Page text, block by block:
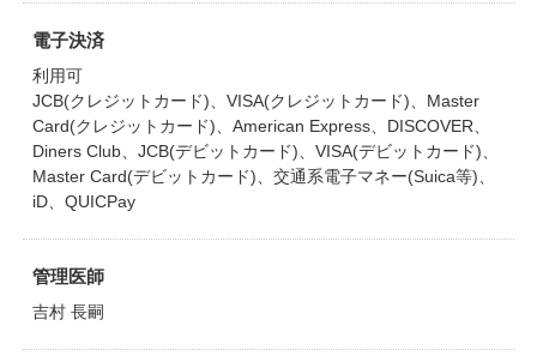
電子決済
利用可
JCB(クレジットカード)、VISA(クレジットカード)、Master
Card(クレジットカード)、American Express、DISCOVER、
Diners Club、JCB(デビットカード)、VISA(デビットカード)、
Master Card(デビットカード)、交通系電子マネー(Suica等)、
iD、QUICPay
管理医師
吉村 長嗣